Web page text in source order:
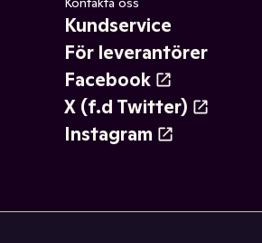
Kundservice
För leverantörer
Facebook
X (f.d Twitter)
Instagram